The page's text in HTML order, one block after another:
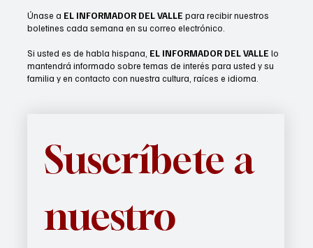
Únase a EL INFORMADOR DEL VALLE para recibir nuestros
boletines cada semana en su correo electrónico.
Si usted es de habla hispana, EL INFORMADOR DEL VALLE lo
mantendrá informado sobre temas de interés para usted y su
familia y en contacto con nuestra cultura, raíces e idioma.
Suscríbete a
nuestro